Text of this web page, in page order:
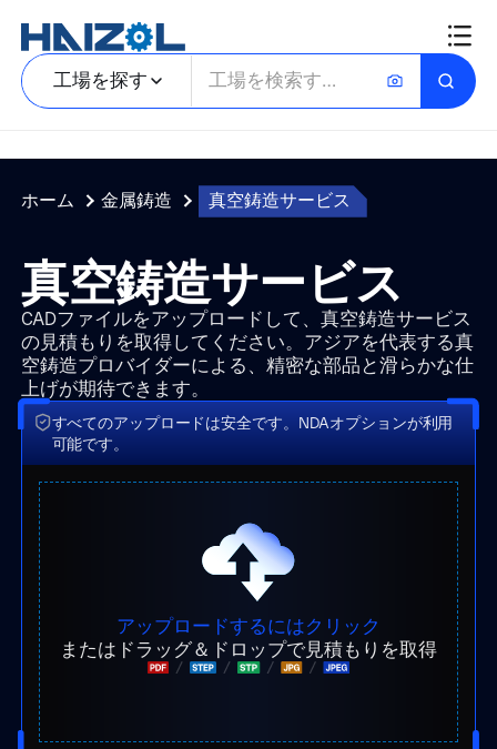
工場を探す
ホーム 金属鋳造 真空鋳造サービス
真空鋳造サービス
CADファイルをアップロードして、真空鋳造サービス
の見積もりを取得してください。アジアを代表する真
空鋳造プロバイダーによる、精密な部品と滑らかな仕
上げが期待できます。
すべてのアップロードは安全です。NDAオプションが利用
可能です。
アップロードするにはクリック
またはドラッグ＆ドロップで見積もりを取得